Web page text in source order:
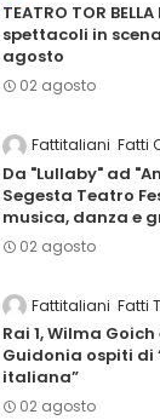
TEATRO TOR
spettacoli in
agosto
02 agosto
Fattitaliani Fatti
Da "Lullaby" ad
Segesta Teatro
musica, danza e
02 agosto
Fattitaliani Fatti
Rai 1, Wilma
Guidonia ospiti di
italiana”
02 agosto